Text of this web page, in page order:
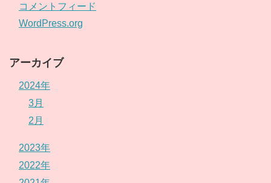
コメントフィード
WordPress.org
アーカイブ
2024年
3月
2月
2023年
2022年